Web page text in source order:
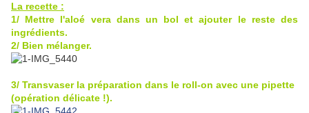
La recette :
1/ Mettre l'aloé vera dans un bol et ajouter le reste des
ingrédients.
2/ Bien mélanger.
3/ Transvaser la préparation dans le roll-on avec une pipette
(opération délicate !).